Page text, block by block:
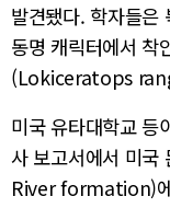
발견됐다. 학자들은
동명 캐릭터에서 착
(Lokiceratops
미국 유타대학교 등
사 보고서에서 미
River formation)에